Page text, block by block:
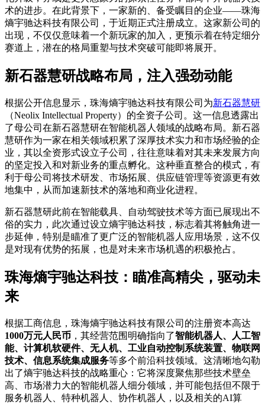
术的进步。在此背景下，一家新的、备受瞩目的企业——珠海
熵宇驰达科技有限公司，于近期正式注册成立。这家新公司的
出现，不仅仅意味着一个新玩家的加入，更预示着在特定细分
赛道上，潜在的格局重塑与技术突破可能即将展开。
新石器慧研战略布局，注入强劲动能
根据公开信息显示，珠海熵宇驰达科技有限公司为新石器慧研
（Neolix Intellectual Property）的全资子公司。这一信息透露出
了母公司在新石器慧研在智能机器人领域的战略布局。新石器
慧研作为一家在相关领域积累了深厚技术实力和市场经验的企
业，其以全资形式设立子公司，往往意味着对其未来发展方向
的坚定投入和对新业务的重点孵化。这种垂直整合的模式，有
利于母公司将技术研发、市场拓展、供应链管理等资源更有效
地集中，从而加速新技术的落地和商业化进程。
新石器慧研此前在智能载具、自动驾驶技术等方面已展现出不
俗的实力，此次通过设立熵宇驰达科技，标志着其将触角进一
步延伸，特别是瞄准了更广泛的智能机器人应用场景，这不仅
是对现有优势的拓展，也是对未来市场机遇的积极抢占。
珠海熵宇驰达科技：瞄准高精尖，驱动未
来
根据工商信息，珠海熵宇驰达科技有限公司的注册资本高达
1000万元人民币 ，其经营范围明确指向了智能机器人、人工智
能、计算机软硬件、无人机、工业自动控制系统装置、物联网
技术、信息系统集成服务等多个前沿科技领域。这清晰地勾勒
出了熵宇驰达科技的战略重心：它将深度聚焦那些技术壁垒
高、市场潜力大的智能机器人细分领域，并可能包括但不限于
服务机器人、特种机器人、协作机器人，以及相关的AI算